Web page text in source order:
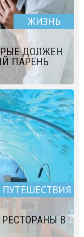
ЖИЗНЬ
ДОЛЖЕН
ПАРЕНЬ
ПУТЕШЕСТВИЯ
В